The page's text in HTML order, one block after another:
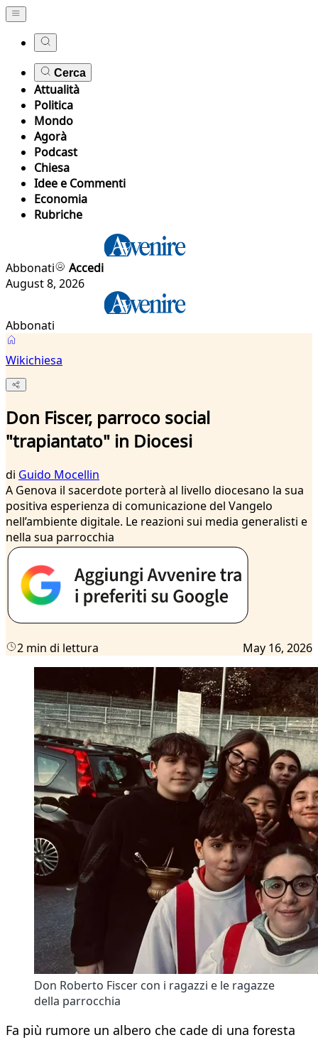
Cerca
Attualità
Politica
Mondo
Agorà
Podcast
Chiesa
Idee e Commenti
Economia
Rubriche
Abbonati
Accedi
August 8, 2026
Abbonati
Wikichiesa
Don Fiscer, parroco social
"trapiantato" in Diocesi
di Guido Mocellin
A Genova il sacerdote porterà al livello diocesano la sua
positiva esperienza di comunicazione del Vangelo
nell’ambiente digitale. Le reazioni sui media generalisti e
nella sua parrocchia
2 min di lettura May 16, 2026
Don Roberto Fiscer con i ragazzi e le ragazze
della parrocchia
Fa più rumore un albero che cade di una foresta